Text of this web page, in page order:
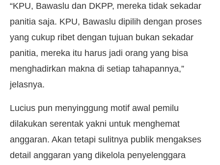
“KPU, Bawaslu dan DKPP, mereka tidak sekadar
panitia saja. KPU, Bawaslu dipilih dengan proses
yang cukup ribet dengan tujuan bukan sekadar
panitia, mereka itu harus jadi orang yang bisa
menghadirkan makna di setiap tahapannya,”
jelasnya.
Lucius pun menyinggung motif awal pemilu
dilakukan serentak yakni untuk menghemat
anggaran. Akan tetapi sulitnya publik mengakses
detail anggaran yang dikelola penyelenggara